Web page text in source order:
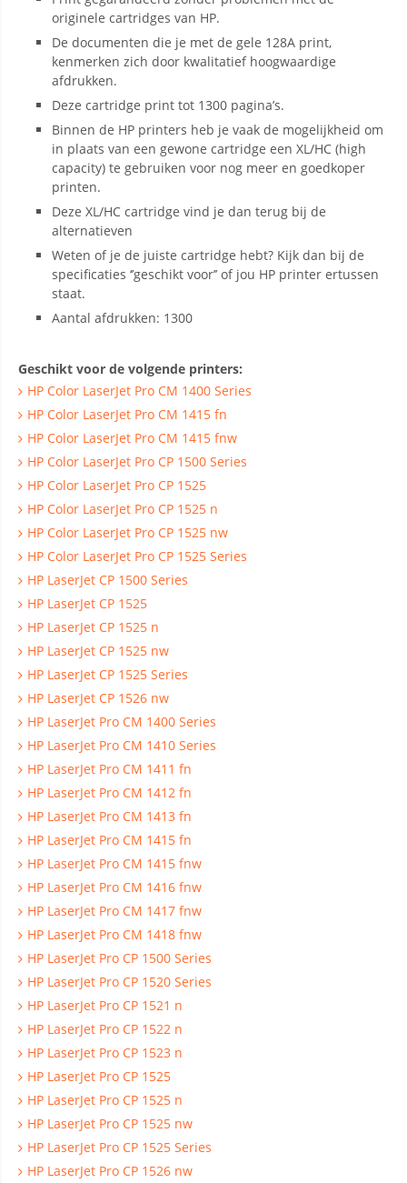
originele cartridges van HP.
De documenten die je met de gele 128A print,
kenmerken zich door kwalitatief hoogwaardige
afdrukken.
Deze cartridge print tot 1300 pagina’s.
Binnen de HP printers heb je vaak de mogelijkheid om
in plaats van een gewone cartridge een XL/HC (high
capacity) te gebruiken voor nog meer en goedkoper
printen.
Deze XL/HC cartridge vind je dan terug bij de
alternatieven
Weten of je de juiste cartridge hebt? Kijk dan bij de
specificaties ‘’geschikt voor’’ of jou HP printer ertussen
staat.
Aantal afdrukken: 1300
Geschikt voor de volgende printers:
HP Color LaserJet Pro CM 1400 Series
HP Color LaserJet Pro CM 1415 fn
HP Color LaserJet Pro CM 1415 fnw
HP Color LaserJet Pro CP 1500 Series
HP Color LaserJet Pro CP 1525
HP Color LaserJet Pro CP 1525 n
HP Color LaserJet Pro CP 1525 nw
HP Color LaserJet Pro CP 1525 Series
HP LaserJet CP 1500 Series
HP LaserJet CP 1525
HP LaserJet CP 1525 n
HP LaserJet CP 1525 nw
HP LaserJet CP 1525 Series
HP LaserJet CP 1526 nw
HP LaserJet Pro CM 1400 Series
HP LaserJet Pro CM 1410 Series
HP LaserJet Pro CM 1411 fn
HP LaserJet Pro CM 1412 fn
HP LaserJet Pro CM 1413 fn
HP LaserJet Pro CM 1415 fn
HP LaserJet Pro CM 1415 fnw
HP LaserJet Pro CM 1416 fnw
HP LaserJet Pro CM 1417 fnw
HP LaserJet Pro CM 1418 fnw
HP LaserJet Pro CP 1500 Series
HP LaserJet Pro CP 1520 Series
HP LaserJet Pro CP 1521 n
HP LaserJet Pro CP 1522 n
HP LaserJet Pro CP 1523 n
HP LaserJet Pro CP 1525
HP LaserJet Pro CP 1525 n
HP LaserJet Pro CP 1525 nw
HP LaserJet Pro CP 1525 Series
HP LaserJet Pro CP 1526 nw